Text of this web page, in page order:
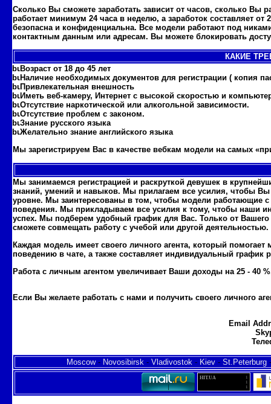
Сколько Вы сможете заработать зависит от часов, сколько Вы
работает минимум 24 часа в неделю, а заработок составляет
безопасна и конфиденциальна. Все модели работают под
контактным данным или адресам. Вы можете блокировать
КАКИЕ
Возраст от 18 до 45 лет
Наличие необходимых документов для регистрации ( копия
Привлекательная внешность
Иметь веб-камеру, Интернет с высокой скоростью и
Отсутствие наркотической или алкогольной зависимости.
Отсутствие проблем с законом.
Знание русского языка
Желательно знание английского языка
Мы зарегистрируем Вас в качестве вебкам модели на самых
Мы занимаемся регистрацией и раскруткой девушек в
знаний, умений и навыков. Мы прилагаем все усилия, чтобы
уровне. Мы заинтересованы в том, чтобы модели работающие
поведения. Мы прикладываем все усилия к тому, чтобы наши
успех. Мы подберем удобный график для Вас. Только от
сможете совмещать работу с учебой или другой деятельностью.
Каждая модель имеет своего личного агента, который
поведению в чате, а также составляет индивидуальный график
Работа с личным агентом увеличивает Ваши доходы на 25 - 40
Если Вы желаете работать с нами и получить своего личного
Email
Moscow- Novosibirsk- Vladivostok- Kiev- St.Peterburg
HIT.UA
1
1
1